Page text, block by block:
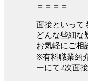
＝＝＝＝
面接といって
どんな些細な
お気軽にご相
※有料職業紹
ーにて2次面